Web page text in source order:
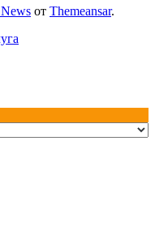
от Themeansar.